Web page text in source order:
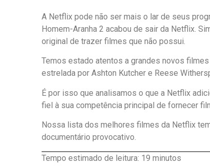
A Netflix pode não ser mais o lar de seus
Homem-Aranha 2 acabou de sair da Netflix.
original de trazer filmes que não possui.
Temos estado atentos a grandes novos
estrelada por Ashton Kutcher e Reese
É por isso que analisamos o que a Netflix
fiel à sua competência principal de fornecer
Nossa lista dos melhores filmes da Netflix
documentário provocativo.
Tempo estimado de leitura: 19 minutos